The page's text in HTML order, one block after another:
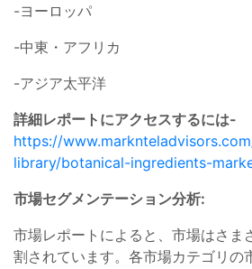
-ヨーロッパ
-中東・アフリカ
-アジア太平洋
詳細レポートにアクセスするには-
https://
library/botanical-ingredients-
市場セグメンテーション分析:
市場レポートによると、市場はさま
割されています。各市場カテゴリの